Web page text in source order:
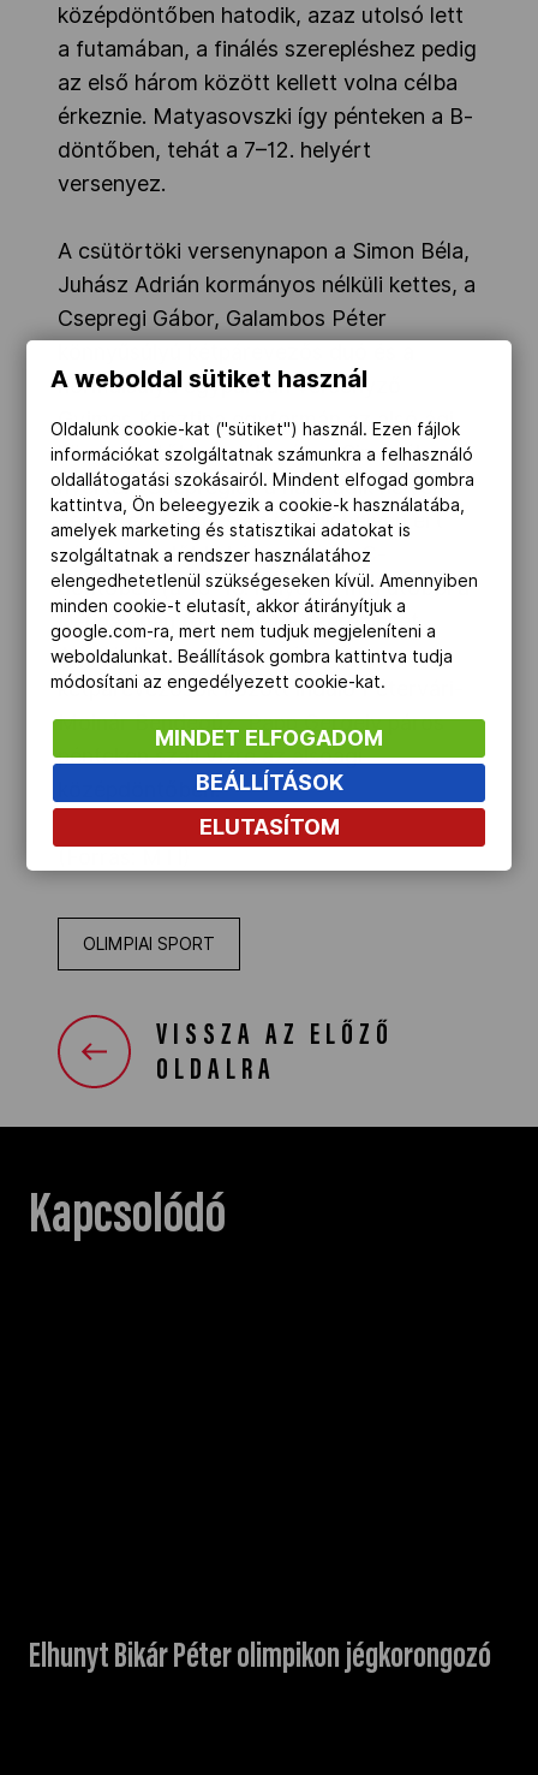
Adatbank
középdöntőben hatodik, azaz utolsó lett
a futamában, a finálés szerepléshez pedig
az első három között kellett volna célba
érkeznie. Matyasovszki így pénteken a B-
döntőben, tehát a 7–12. helyért
versenyez.
A csütörtöki versenynapon a Simon Béla,
Juhász Adrián kormányos nélküli kettes, a
Csepregi Gábor, Galambos Péter
normálsúlyú egypárban versenyző
Gyimes Krisztina egyformán az alsó ági
középdöntőben szállt vízre. Simonék
nyertek, Csepregiék a harmadik helyen
végeztek, Gyimes az ötödik helyen ért
célba, így előbbi két egység a C-
döntőben (a 13–18. helyért), míg utóbbi a
D-fináléban folytathatja szereplését.
Az ötödik magyar egység, a
kétpárevezősök között induló Pétervári-
Molnár Bendegúz, Papp Gergely páros
pénteken száll vízre az alsóági
középdöntőben.
OLIMPIAI SPORT
VISSZA AZ ELŐZŐ
OLDALRA
Kapcsolódó
Elhunyt Bikár Péter olimpikon jégkorongozó
A weboldal sütiket használ
Oldalunk cookie-kat ("sütiket") használ. Ezen fájlok
információkat szolgáltatnak számunkra a felhasználó
oldallátogatási szokásairól. Mindent elfogad gombra
kattintva, Ön beleegyezik a cookie-k használatába,
amelyek marketing és statisztikai adatokat is
szolgáltatnak a rendszer használatához
elengedhetetlenül szükségeseken kívül. Amennyiben
minden cookie-t elutasít, akkor átirányítjuk a
google.com-ra, mert nem tudjuk megjeleníteni a
weboldalunkat. Beállítások gombra kattintva tudja
módosítani az engedélyezett cookie-kat.
MINDET ELFOGADOM
BEÁLLÍTÁSOK
ELUTASÍTOM